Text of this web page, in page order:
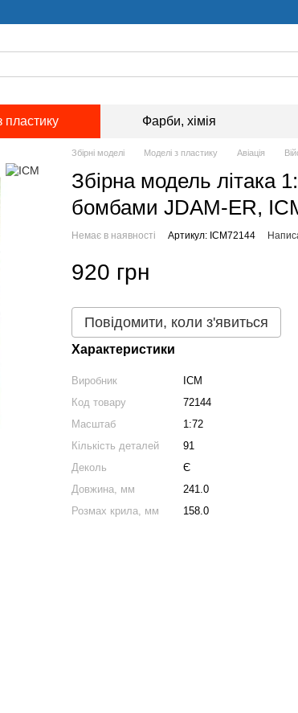
пластику Фарби, хімія
Збірні моделі Моделі з пластику Авіація
Збірна модель літака
бомбами JDAM-ER,
Немає в наявності Артикул: ICM72144
920 грн
Повідомити, коли з'явиться
Характеристики
Виробник
ICM
Код товару
72144
Масштаб
1:72
Кількість деталей
91
Деколь
Є
Довжина, мм
241.0
Розмах крила, мм
158.0